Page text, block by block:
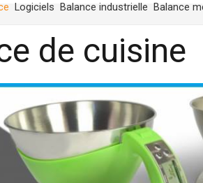
Logiciels Balance industrielle Balance
de cuisine